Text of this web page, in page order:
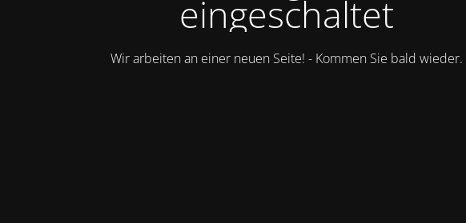
eingeschaltet
Wir arbeiten an einer neuen Seite! - Kommen Sie bald wieder.